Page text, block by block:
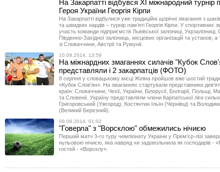
На Закарпатті відбувся XI міжнародний турнір
Героя України Георгія Кірпи
На Закарпатті відбулися уже традиційні щорічні змагання з
та швидких нардів – турнір пам’яті Георгія Кірпи. У спортивних
участь команди підприємств Львівської залізниці, Укрзалізниці,
Південно-Західної залізниць, місцевих організацій та установ,
зі Словаччини, Австрії та Румунії.
10.08.2014, 13:59
На міжнардних змаганнях силачів "Кубок
представляли і 2 закарпатців (ФОТО)
8 серпня у словацькому місці Жіліна пройшов вже шостий
«Кубок Словʹян». На змаганнях стартували представники
країн: Словаччини, Чехії, України, Білорусії, Болгарії, Польщі,
та Словенії. Україну представляли члени Карпатської ліги
Григоровський (Ужгород), Костянтин Ільїн (Чернівці) та
(Великий Березний).
09.08.2014, 01:02
"Говерла" з "Ворсклою" обмежились нічиєю
Перший матч 3-го туру чемпіонату України у Прем'єр-лізі
нульовою нічиєю, яка навряд чи задовольнила як господарів -
гостей - «Ворсклу».